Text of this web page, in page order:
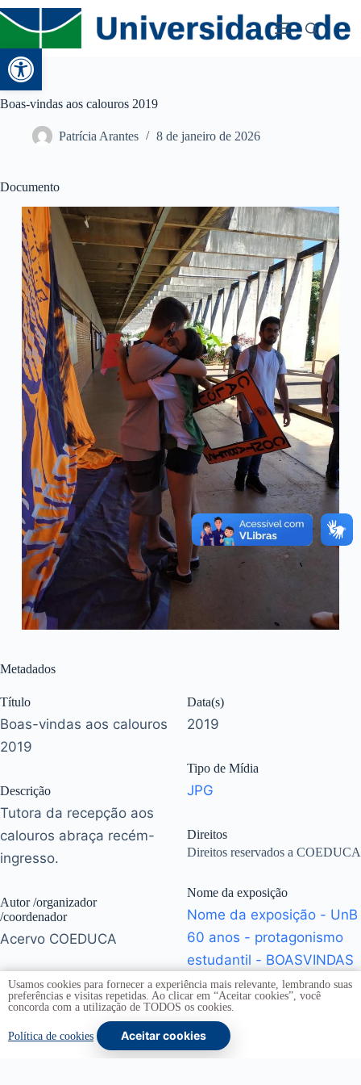
Abrir a barra de ferramentas
Boas-vindas aos calouros 2019
Patrícia Arantes 8 de janeiro de 2026
Documento
Metadados
Título
Boas-vindas aos calouros
2019
Descrição
Tutora da recepção aos
calouros abraça recém-
ingresso.
Autor /organizador
/coordenador
Acervo COEDUCA
Unidade responsável na UnB
Decanato de Assuntos
Data(s)
2019
Tipo de Mídia
JPG
Direitos
Direitos reservados a COEDUCA
Nome da exposição
Nome da exposição - UnB
60 anos - protagonismo
estudantil - BOASVINDAS
Usamos cookies para fornecer a experiência mais relevante, lembrando suas
preferências e visitas repetidas. Ao clicar em “Aceitar cookies”, você
concorda com a utilização de TODOS os cookies.
Política de cookies Aceitar cookies